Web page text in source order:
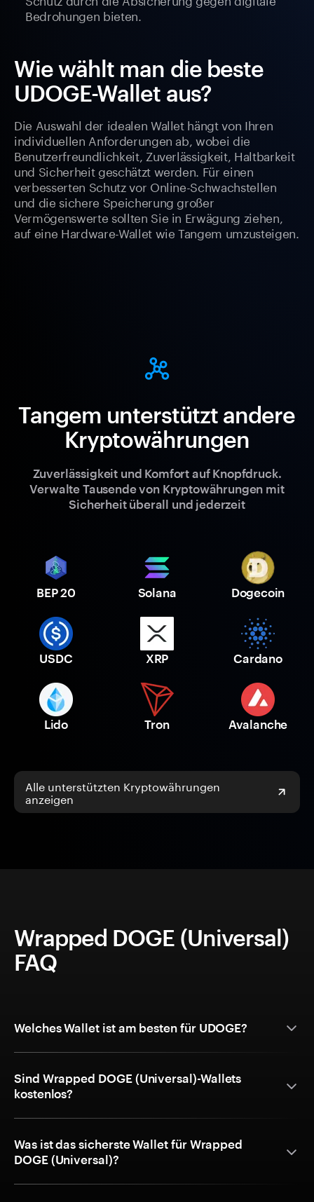
Bedrohungen bieten.
Wie wählt man die beste
UDOGE-Wallet aus?
Die Auswahl der idealen Wallet hängt von Ihren
individuellen Anforderungen ab, wobei die
Benutzerfreundlichkeit, Zuverlässigkeit, Haltbarkeit
und Sicherheit geschätzt werden. Für einen
verbesserten Schutz vor Online-Schwachstellen
und die sichere Speicherung großer
Vermögenswerte sollten Sie in Erwägung ziehen,
auf eine Hardware-Wallet wie Tangem umzusteigen.
Tangem unterstützt andere
Kryptowährungen
Zuverlässigkeit und Komfort auf Knopfdruck.
Verwalte Tausende von Kryptowährungen mit
Sicherheit überall und jederzeit
BEP 20 Solana Dogecoin
USDC XRP Cardano
Lido Tron Avalanche
Alle unterstützten Kryptowährungen
anzeigen
Wrapped DOGE (Universal)
FAQ
Welches Wallet ist am besten für UDOGE?
Sind Wrapped DOGE (Universal)-Wallets
kostenlos?
Was ist das sicherste Wallet für Wrapped
DOGE (Universal)?